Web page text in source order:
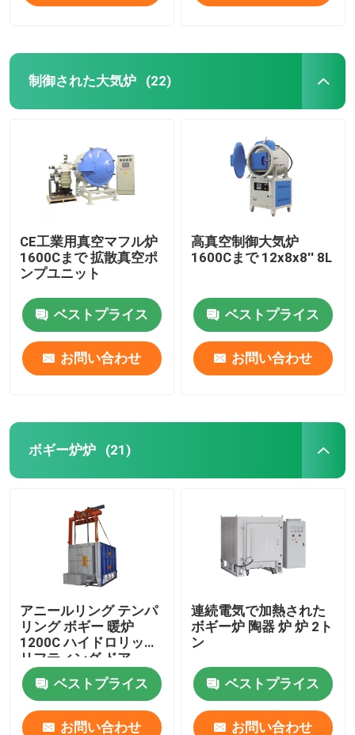
制御された大気炉 (22)
CE工業用真空マフル炉
1600Cまで 拡散真空ポ
ンプユニット
ベストプライス
お問い合わせ
高真空制御大気炉
1600Cまで 12x8x8′′ 8L
ベストプライス
お問い合わせ
ボギー炉炉 (21)
アニールリング テンパ
リング ボギー 暖炉
1200C ハイドロリック
リフティング ドア
ベストプライス
お問い合わせ
連続電気で加熱された
ボギー炉 陶器 炉 炉 2ト
ン
ベストプライス
お問い合わせ